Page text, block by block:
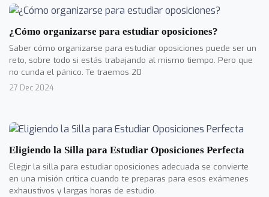
¿Cómo organizarse para estudiar oposiciones?
Saber cómo organizarse para estudiar oposiciones puede ser un
reto, sobre todo si estás trabajando al mismo tiempo. Pero que
no cunda el pánico. Te traemos 20
27 Dec 2024
Eligiendo la Silla para Estudiar Oposiciones Perfecta
Elegir la silla para estudiar oposiciones adecuada se convierte
en una misión crítica cuando te preparas para esos exámenes
exhaustivos y largas horas de estudio.